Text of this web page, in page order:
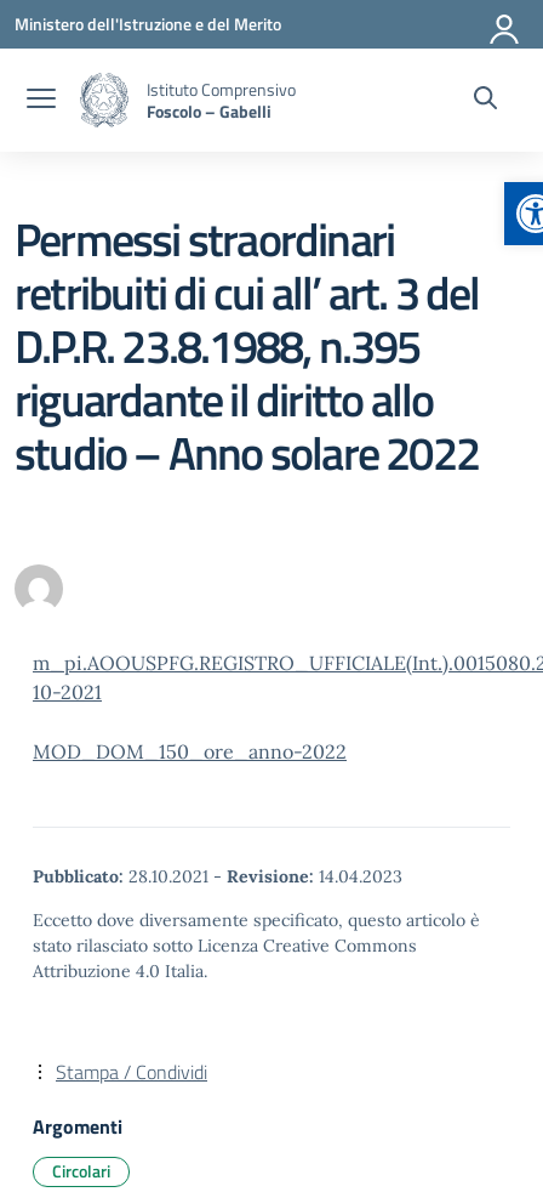
Vai ai contenuti
Vai al menu di navigazione
Vai al footer
Ministero dell'Istruzione e del Merito
Istituto Comprensivo
Foscolo – Gabelli
Permessi straordinari
retribuiti di cui all’ art. 3 del
D.P.R. 23.8.1988, n.395
riguardante il diritto allo
studio – Anno solare 2022
10-2021
MOD_DOM_150_ore_anno-2022
Pubblicato: 28.10.2021 - Revisione: 14.04.2023
Eccetto dove diversamente specificato, questo articolo è
stato rilasciato sotto Licenza Creative Commons
Attribuzione 4.0 Italia.
Stampa / Condividi
Argomenti
Circolari